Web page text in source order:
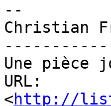
--
Christian
Une pièce
URL:
<http://